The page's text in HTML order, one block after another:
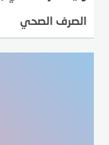
الصرف الصحي